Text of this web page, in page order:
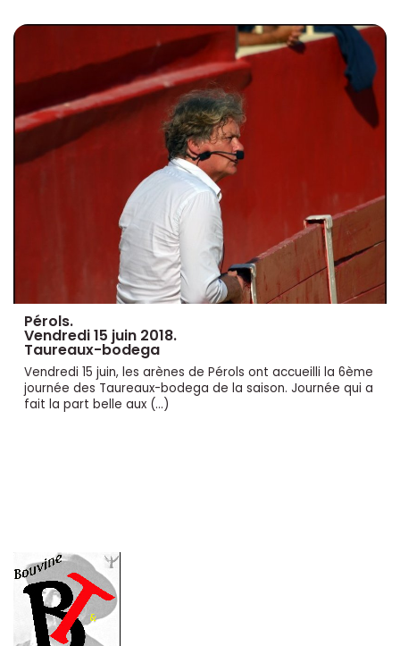
Pérols.
Vendredi 15 juin 2018.
Taureaux-bodega
Vendredi 15 juin, les arènes de Pérols ont accueilli la 6ème
journée des Taureaux-bodega de la saison. Journée qui a
fait la part belle aux (…)